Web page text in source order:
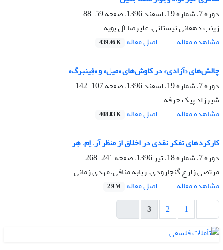
دوره 7، شماره 19، اسفند 1396، صفحه
59-88
زینب دهقانی نیستانی، علیرضا آل بویه
مشاهده مقاله
اصل مقاله 439.46 K
چالش‌های «آزادی» در کاوش‌های «میل» و «فِینبرگ»
دوره 7، شماره 19، اسفند 1396، صفحه
107-142
شیرزاد پیک حرفه
مشاهده مقاله
اصل مقاله 408.03 K
کارکردهای تفکر نقدی در اخلاق از منظر آر. اِم. هِر
دوره 7، شماره 18، تیر 1396، صفحه
241-268
مرتضی زارع گنجارودی، ربابه منافی، مهدی زمانی
مشاهده مقاله
اصل مقاله 2.9 M
1
2
3